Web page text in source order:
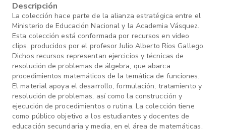
Descripción
La colección hace parte de la alianza estratégica entre el
Ministerio de Educación Nacional y la Academia Vásquez.
Esta colección está conformada por recursos en video
clips, producidos por el profesor Julio Alberto Ríos Gallego.
Dichos recursos representan ejercicios y técnicas de
resolución de problemas de álgebra, que abarca
procedimientos matemáticos de la temática de funciones.
El material apoya el desarrollo, formulación, tratamiento y
resolución de problemas, así como la construcción y
ejecución de procedimientos o rutina. La colección tiene
como público objetivo a los estudiantes y docentes de
educación secundaria y media, en el área de matemáticas.